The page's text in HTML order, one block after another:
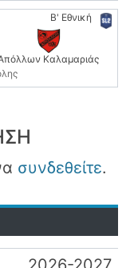
Β' Εθνική
Καλαμαριάς
συνδεθείτε.